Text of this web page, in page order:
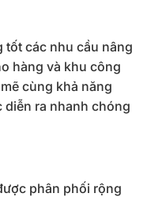
tốt các nhu cầu nâng
hàng và khu công
cùng khả năng
diễn ra nhanh chóng
phân phối rộng